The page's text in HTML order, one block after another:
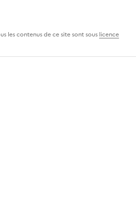
les contenus de ce site sont sous licence